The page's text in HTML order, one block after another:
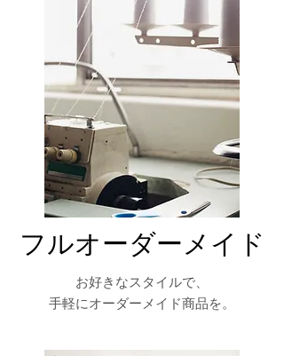
フルオーダーメイド
お好きなスタイルで、
手軽にオーダーメイド商品を。